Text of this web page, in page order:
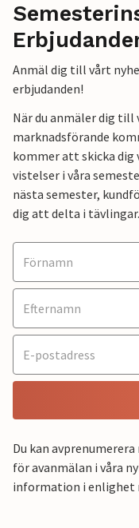
Anmäl dig till vårt
erbjudanden!
När du anmäler dig till
marknadsförande
kommer att skicka dig
vistelser i våra
nästa semester,
dig att delta i tävlingar.
Du kan
för avanmälan i våra
information i enlighet